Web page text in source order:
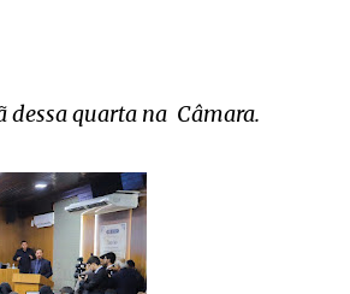
dessa quarta na Câmara.